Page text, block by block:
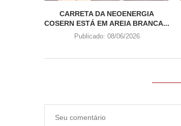
CARRETA DA NEOENERGIA
COSERN ESTÁ EM AREIA BRANCA...
Publicado: 08/06/2026